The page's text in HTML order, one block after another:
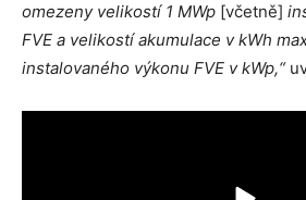
omezeny velikostí 1 MWp [včetně]
FVE a velikostí akumulace v kWh
instalovaného výkonu FVE v kWp,“